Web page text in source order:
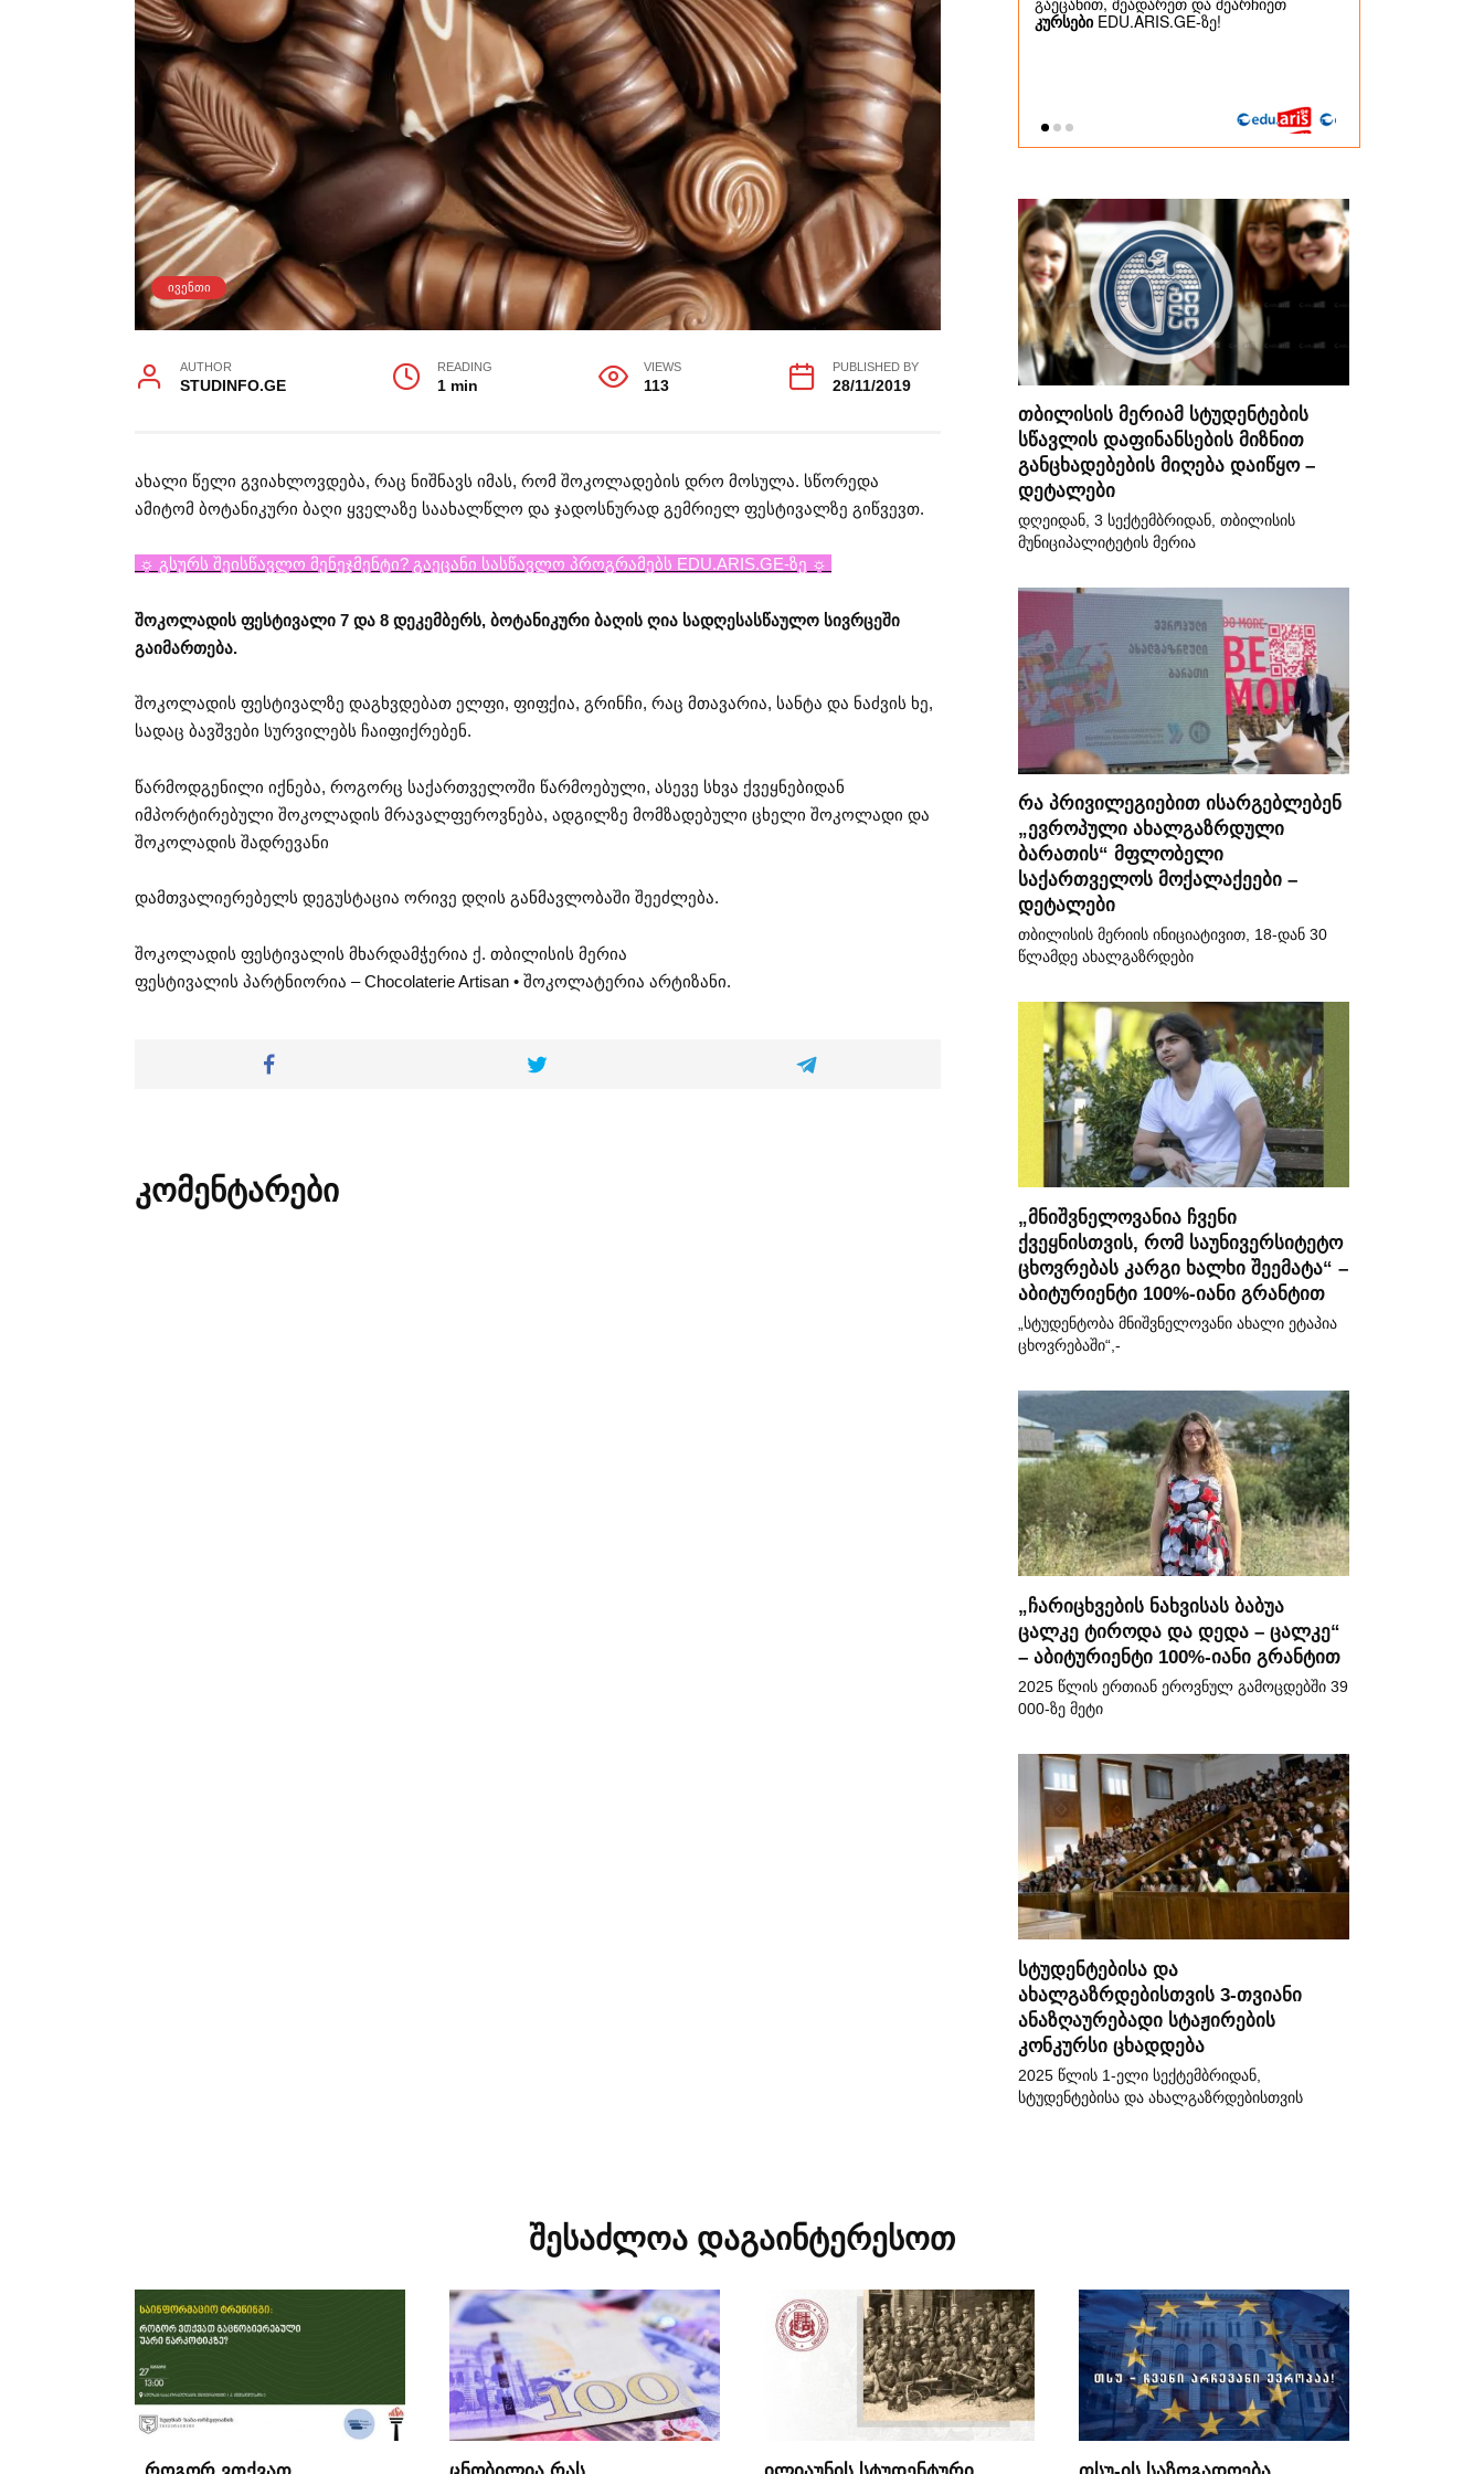
ᲘᲕᲔᲜᲗᲘ
AUTHOR
STUDINFO.GE
READING
1 min
VIEWS
113
PUBLISHED BY
28/11/2019
ახალი წელი გვიახლოვდება, რაც ნიშნავს იმას, რომ შოკოლადების დრო მოსულა. სწორედა
ამიტომ ბოტანიკური ბაღი ყველაზე საახალწლო და ჯადოსნურად გემრიელ ფესტივალზე გიწვევთ.
☼ გსურს შეისწავლო მენეჯმენტი? გაეცანი სასწავლო პროგრამებს EDU.ARIS.GE-ზე ☼
შოკოლადის ფესტივალი 7 და 8 დეკემბერს, ბოტანიკური ბაღის ღია სადღესასწაულო სივრცეში
გაიმართება.
შოკოლადის ფესტივალზე დაგხვდებათ ელფი, ფიფქია, გრინჩი, რაც მთავარია, სანტა და ნაძვის ხე,
სადაც ბავშვები სურვილებს ჩაიფიქრებენ.
წარმოდგენილი იქნება, როგორც საქართველოში წარმოებული, ასევე სხვა ქვეყნებიდან
იმპორტირებული შოკოლადის მრავალფეროვნება, ადგილზე მომზადებული ცხელი შოკოლადი და
შოკოლადის შადრევანი
დამთვალიერებელს დეგუსტაცია ორივე დღის განმავლობაში შეეძლება.
შოკოლადის ფესტივალის მხარდამჭერია ქ. თბილისის მერია
ფესტივალის პარტნიორია – Chocolaterie Artisan • შოკოლატერია არტიზანი.
კომენტარები
თბილისის მერიამ სტუდენტების
სწავლის დაფინანსების მიზნით
განცხადებების მიღება დაიწყო –
დეტალები
დღეიდან, 3 სექტემბრიდან, თბილისის
მუნიციპალიტეტის მერია
რა პრივილეგიებით ისარგებლებენ
„ევროპული ახალგაზრდული
ბარათის“ მფლობელი
საქართველოს მოქალაქეები –
დეტალები
თბილისის მერიის ინიციატივით, 18-დან 30
წლამდე ახალგაზრდები
„მნიშვნელოვანია ჩვენი
ქვეყნისთვის, რომ საუნივერსიტეტო
ცხოვრებას კარგი ხალხი შეემატა“ –
აბიტურიენტი 100%-იანი გრანტით
„სტუდენტობა მნიშვნელოვანი ახალი ეტაპია
ცხოვრებაში“,-
„ჩარიცხვების ნახვისას ბაბუა
ცალკე ტიროდა და დედა – ცალკე“
– აბიტურიენტი 100%-იანი გრანტით
2025 წლის ერთიან ეროვნულ გამოცდებში 39
000-ზე მეტი
სტუდენტებისა და
ახალგაზრდებისთვის 3-თვიანი
ანაზღაურებადი სტაჟირების
კონკურსი ცხადდება
2025 წლის 1-ელი სექტემბრიდან,
სტუდენტებისა და ახალგაზრდებისთვის
შესაძლოა დაგაინტერესოთ